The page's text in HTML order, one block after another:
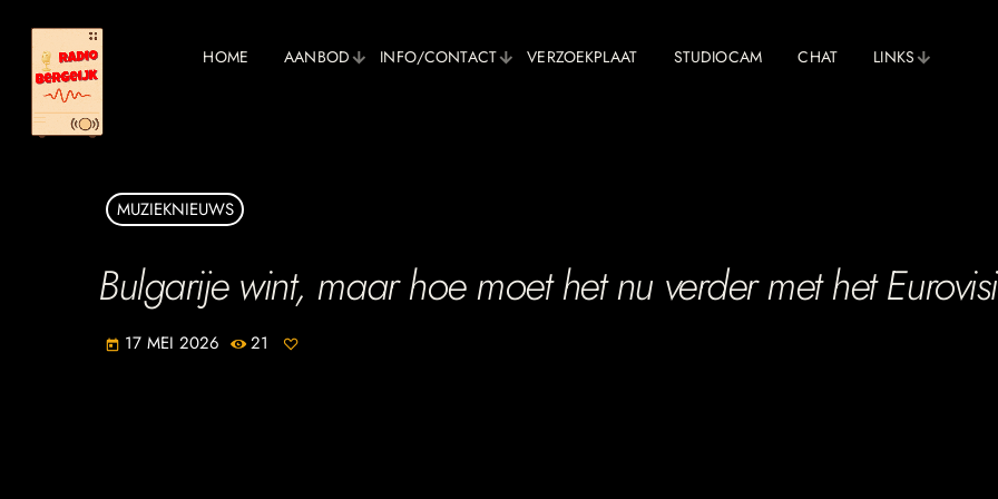
HOME AANBOD INFO/CONTACT VERZOEKPLAAT STUDIOCAM CHAT LINKS
MUZIEKNIEUWS
Bulgarije wint, maar hoe moet het nu verder met het
today 17 MEI 2026 21